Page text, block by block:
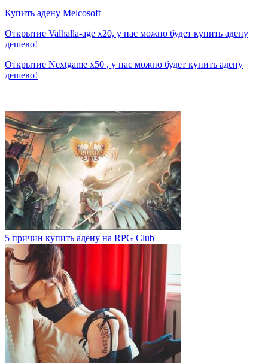
Купить адену Melcosoft
Открытие Valhalla-age x20, у нас можно будет купить адену
дешево!
Открытие Nextgame x50 , у нас можно будет купить адену
дешево!
5 причин купить адену на RPG Club